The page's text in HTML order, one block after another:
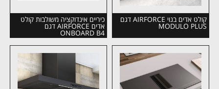
קולט אדים בנוי AIRFORCE דגם
MODULO PLUS
כיריים אינדוקציה משולבות קולט
אדים AIRFORCE דגם
ONBOARD B4